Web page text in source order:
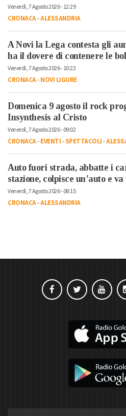
Venerdì, 7 Agosto 2026 - 12:29
CRONACA-ALESSANDRIA
A Novi la Lega contesta gli
ha il dovere di contenere le
Venerdì, 7 Agosto 2026 - 10:22
CRONACA-NOVI LIGURE
Domenica 9 agosto il rock
Insynthesis al Cristo
Venerdì, 7 Agosto 2026 - 09:02
CRONACA-EVENTI-SPETTACOLI-
Auto fuori strada, abbatte i
stazione, colpisce un’auto e va
Venerdì, 7 Agosto 2026 - 08:15
CRONACA-ALESSANDRIA